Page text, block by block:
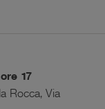
17
Rocca, Via